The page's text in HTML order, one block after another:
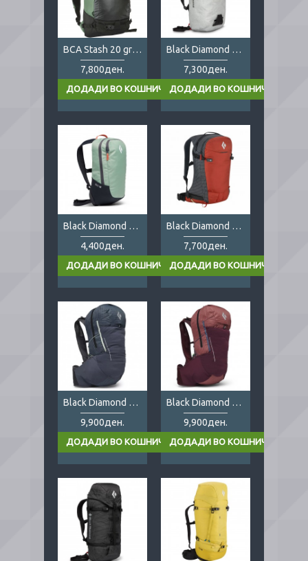
BCA Stash 20 green
7,800ден.
Black Diamond Blitz 28
7,300ден.
Black Diamond Bullet 16
4,400ден.
Black Diamond Dawn Patrol 25
7,700ден.
Black Diamond Pursuit 30
9,900ден.
Black Diamond Pursuit 30 Lady
9,900ден.